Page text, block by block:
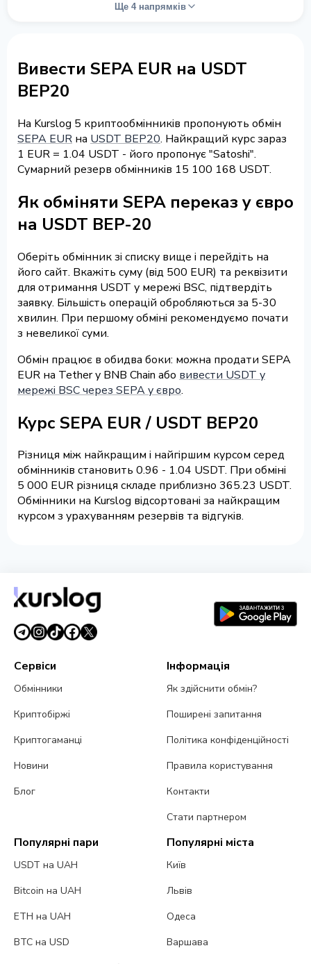
Ще 4 напрямків
Вивести SEPA EUR на USDT
BEP20
На Kurslog 5 криптообмінників пропонують обмін
SEPA EUR на USDT BEP20. Найкращий курс зараз
1 EUR = 1.04 USDT - його пропонує "Satoshi".
Сумарний резерв обмінників 15 100 168 USDT.
Як обміняти SEPA переказ у євро
на USDT BEP-20
Оберіть обмінник зі списку вище і перейдіть на
його сайт. Вкажіть суму (від 500 EUR) та реквізити
для отримання USDT у мережі BSC, підтвердіть
заявку. Більшість операцій обробляються за 5-30
хвилин. При першому обміні рекомендуємо почати
з невеликої суми.
Обмін працює в обидва боки: можна продати SEPA
EUR на Tether у BNB Chain або вивести USDT у
мережі BSC через SEPA у євро.
Курс SEPA EUR / USDT BEP20
Різниця між найкращим і найгіршим курсом серед
обмінників становить 0.96 - 1.04 USDT. При обміні
5 000 EUR різниця складе приблизно 365.23 USDT.
Обмінники на Kurslog відсортовані за найкращим
курсом з урахуванням резервів та відгуків.
Сервіси
Обмінники
Криптобіржі
Криптогаманці
Новини
Блог
Інформація
Як здійснити обмін?
Поширені запитання
Політика конфіденційності
Правила користування
Контакти
Стати партнером
Популярні пари
USDT на UAH
Bitcoin на UAH
ETH на UAH
BTC на USD
Популярні міста
Київ
Львів
Одеса
Варшава